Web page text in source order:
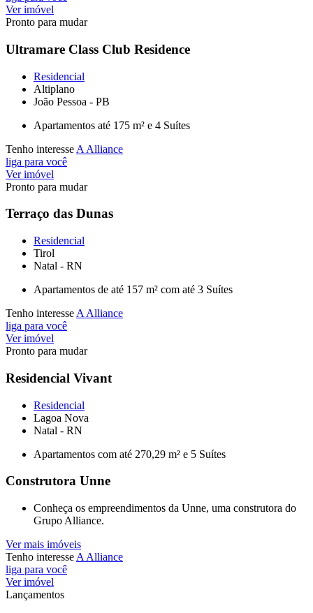
Ver imóvel
Pronto para mudar
Ultramare Class Club Residence
Residencial
Altiplano
João Pessoa - PB
Apartamentos até 175 m² e 4 Suítes
Tenho interesse A Alliance
liga para você
Ver imóvel
Pronto para mudar
Terraço das Dunas
Residencial
Tirol
Natal - RN
Apartamentos de até 157 m² com até 3 Suítes
Tenho interesse A Alliance
liga para você
Ver imóvel
Pronto para mudar
Residencial Vivant
Residencial
Lagoa Nova
Natal - RN
Apartamentos com até 270,29 m² e 5 Suítes
Construtora Unne
Conheça os empreendimentos da Unne, uma construtora do
Grupo Alliance.
Ver mais imóveis
Tenho interesse A Alliance
liga para você
Ver imóvel
Lançamentos